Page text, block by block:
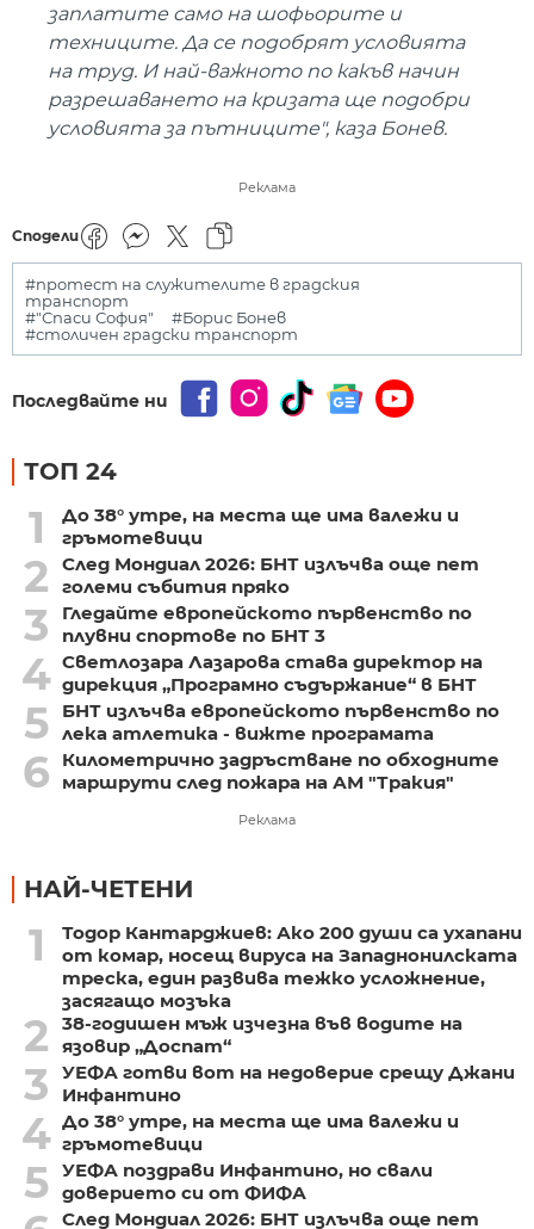
заплатите само на шофьорите и
техниците. Да се подобрят условията
на труд. И най-важното по какъв начин
разрешаването на кризата ще подобри
условията за пътниците", каза Бонев.
Реклама
Сподели
#протест на служителите в градския
транспорт
#"Спаси София"
#Борис Бонев
#столичен градски транспорт
Последвайте ни
ТОП 24
1
До 38° утре, на места ще има валежи и
гръмотевици
2
След Мондиал 2026: БНТ излъчва още пет
големи събития пряко
3
Гледайте европейското първенство по
плувни спортове по БНТ 3
4 Светлозара Лазарова става директор на
дирекция „Програмно съдържание“ в БНТ
5
БНТ излъчва европейското първенство по
лека атлетика - вижте програмата
6
Километрично задръстване по обходните
маршрути след пожара на АМ "Тракия"
Реклама
НАЙ-ЧЕТЕНИ
1
Тодор Кантарджиев: Ако 200 души са ухапани
от комар, носещ вируса на Западнонилската
треска, един развива тежко усложнение,
засягащо мозъка
2
38-годишен мъж изчезна във водите на
язовир „Доспат“
3
УЕФА готви вот на недоверие срещу Джани
Инфантино
4 До 38° утре, на места ще има валежи и
гръмотевици
5 УЕФА поздрави Инфантино, но свали
доверието си от ФИФА
След Мондиал 2026: БНТ излъчва още пет